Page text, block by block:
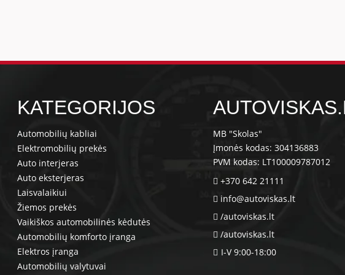
KATEGORIJOS
Automobilių kabliai
Elektromobilių prekės
Auto interjeras
Auto eksterjeras
Laisvalaikiui
Žiemos prekės
Vaikiškos automobilinės kėdutės
Automobilių komforto įranga
Elektros įranga
Automobilių valytuvai
MB "Skolas"
Įmonės kodas: 304136883
PVM kodas: LT100009787012
+370 642 21111
info@autoviskas.lt
/autoviskas.lt
/autoviskas.lt
I-V 9:00-18:00